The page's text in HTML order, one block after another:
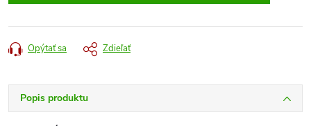
Opýtať sa Zdieľať
Popis produktu